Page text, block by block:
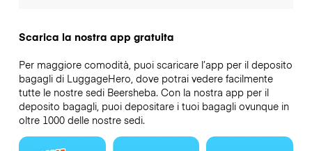
Scarica la nostra app gratuita
Per maggiore comodità, puoi scaricare l’app per il deposito
bagagli di LuggageHero, dove potrai vedere facilmente
tutte le nostre sedi Beersheba. Con la nostra app per il
deposito bagagli, puoi depositare i tuoi bagagli ovunque in
oltre 1000 delle nostre sedi.